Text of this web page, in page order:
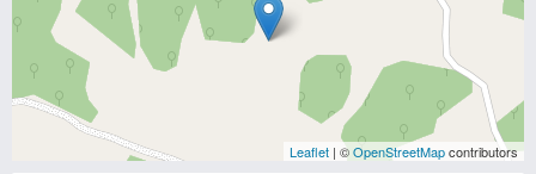
Leaflet | ©OpenStreetMapcontributors